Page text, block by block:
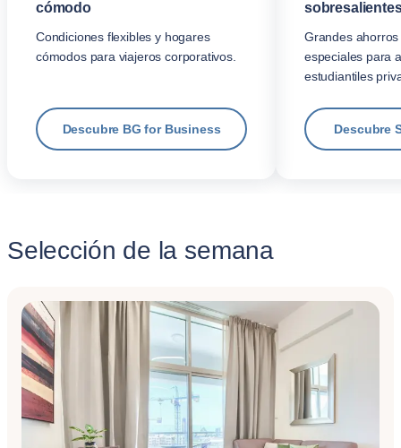
cómodo
Condiciones flexibles y hogares
cómodos para viajeros corporativos.
Descubre BG for Business
Grandes
especiales para
estudiantiles
Descubre
Selección de la semana